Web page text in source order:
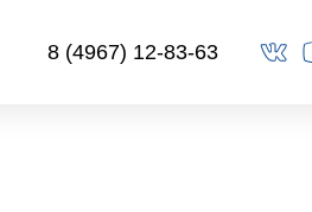
8 (4967) 12-83-63